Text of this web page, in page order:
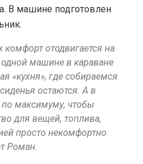
В машине подготовлен
комфорт отодвигается на
машине в караване
«кухня», где собираемся
остаются. А в
максимуму, чтобы
для вещей, топлива,
просто некомфортно
Роман.